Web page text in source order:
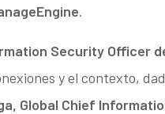
.
Security Officer
y el contexto,
Global Chief